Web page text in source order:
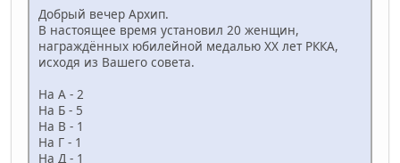
Добрый вечер Архип.
В настоящее время установил 20 женщин,
награждённых юбилейной медалью ХХ лет РККА,
исходя из Вашего совета.
На А - 2
На Б - 5
На В - 1
На Г - 1
На Д - 1